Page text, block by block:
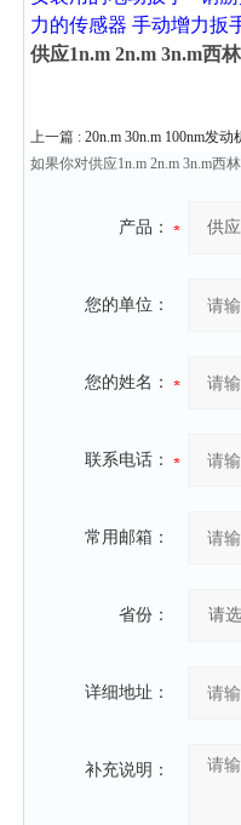
力的传感器 手动增力扳
供应1n.m 2n.m 3n.m西
上一篇 : 20n.m 30n.m 100nm发
如果你对供应1n.m 2n.m 3n.m
产品：
您的单位：
您的姓名：
联系电话：
常用邮箱：
省份：
详细地址：
补充说明：